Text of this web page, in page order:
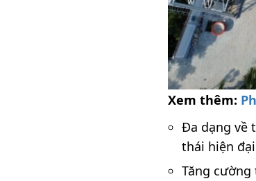
Xem thêm:
Đa dạng về
thái hiện
Tăng